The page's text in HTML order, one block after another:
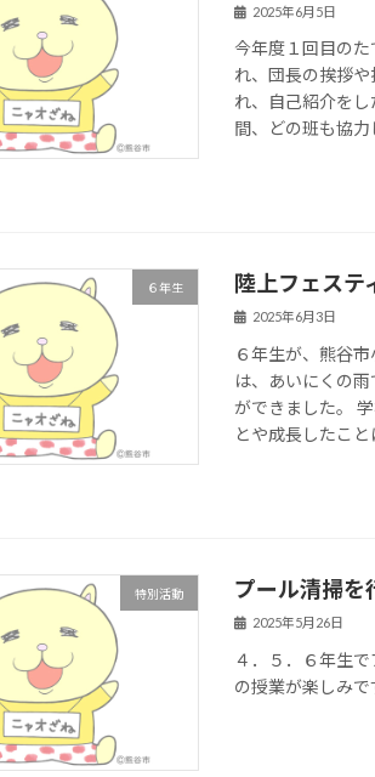
2025年6月5日
今年度１回目の
れ、団長の挨拶
れ、自己紹介を
間、どの班も協
６年生 陸上フェステ
2025年6月3日
６年生が、熊谷
は、あいにくの
ができました。
とや成長したこ
特別活動 プール清掃を
2025年5月26日
４．５．６年生
の授業が楽しみで